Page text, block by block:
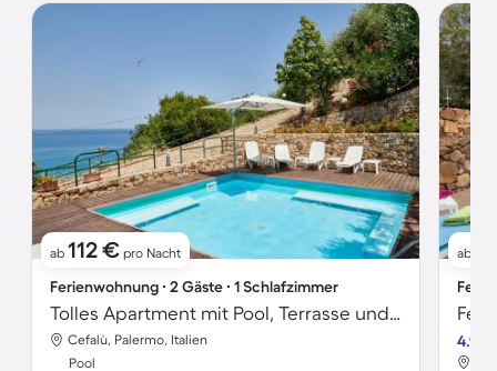
ab 112 € pro Nacht
Ferienwohnung ∙ 2 Gäste ∙ 1 Schlafzimmer
Tolles Apartment mit Pool, Terrasse und schnellem Internet | Meerblick | Strand in der Nähe
Cefalù, Palermo, Italien
Pool
ab
4.9